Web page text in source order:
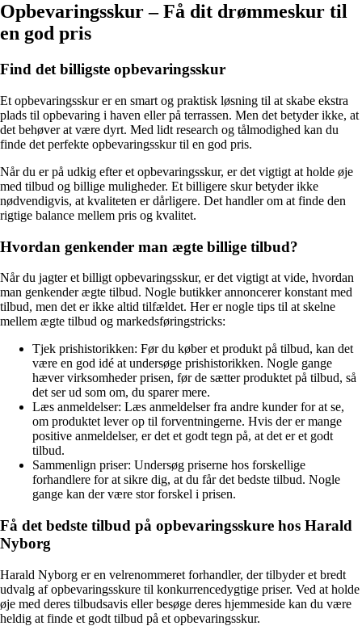
Opbevaringsskur – Få dit drømmeskur til
en god pris
Find det billigste opbevaringsskur
Et opbevaringsskur er en smart og praktisk løsning til at skabe ekstra
plads til opbevaring i haven eller på terrassen. Men det betyder ikke, at
det behøver at være dyrt. Med lidt research og tålmodighed kan du
finde det perfekte opbevaringsskur til en god pris.
Når du er på udkig efter et opbevaringsskur, er det vigtigt at holde øje
med tilbud og billige muligheder. Et billigere skur betyder ikke
nødvendigvis, at kvaliteten er dårligere. Det handler om at finde den
rigtige balance mellem pris og kvalitet.
Hvordan genkender man ægte billige tilbud?
Når du jagter et billigt opbevaringsskur, er det vigtigt at vide, hvordan
man genkender ægte tilbud. Nogle butikker annoncerer konstant med
tilbud, men det er ikke altid tilfældet. Her er nogle tips til at skelne
mellem ægte tilbud og markedsføringstricks:
Tjek prishistorikken: Før du køber et produkt på tilbud, kan det
være en god idé at undersøge prishistorikken. Nogle gange
hæver virksomheder prisen, før de sætter produktet på tilbud, så
det ser ud som om, du sparer mere.
Læs anmeldelser: Læs anmeldelser fra andre kunder for at se,
om produktet lever op til forventningerne. Hvis der er mange
positive anmeldelser, er det et godt tegn på, at det er et godt
tilbud.
Sammenlign priser: Undersøg priserne hos forskellige
forhandlere for at sikre dig, at du får det bedste tilbud. Nogle
gange kan der være stor forskel i prisen.
Få det bedste tilbud på opbevaringsskure hos Harald
Nyborg
Harald Nyborg er en velrenommeret forhandler, der tilbyder et bredt
udvalg af opbevaringsskure til konkurrencedygtige priser. Ved at holde
øje med deres tilbudsavis eller besøge deres hjemmeside kan du være
heldig at finde et godt tilbud på et opbevaringsskur.